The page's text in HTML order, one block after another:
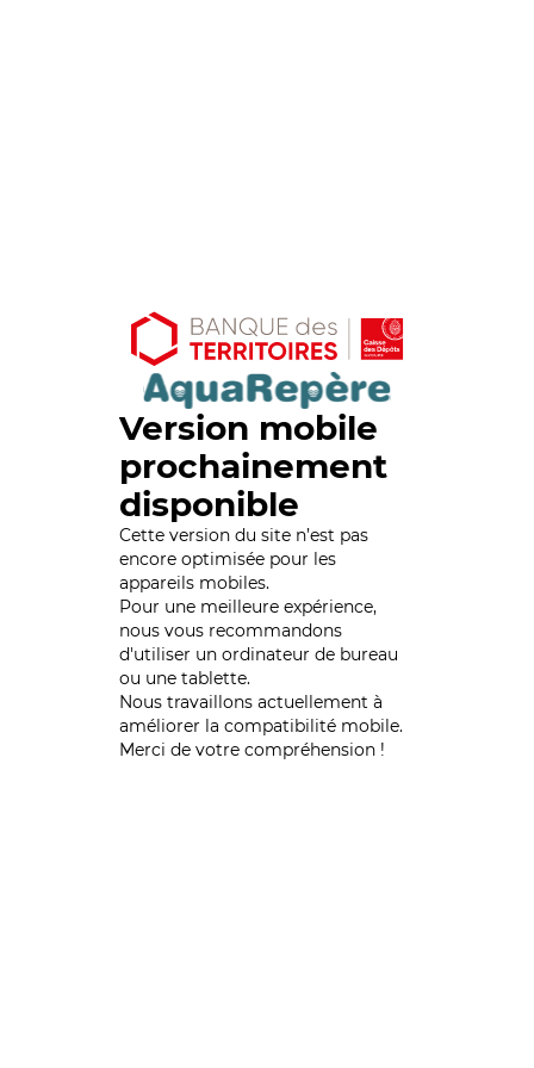
Version mobile
prochainement
disponible
Cette version du site n’est pas
encore optimisée pour les
appareils mobiles.
Pour une meilleure expérience,
nous vous recommandons
d'utiliser un ordinateur de bureau
ou une tablette.
Nous travaillons actuellement à
améliorer la compatibilité mobile.
Merci de votre compréhension !